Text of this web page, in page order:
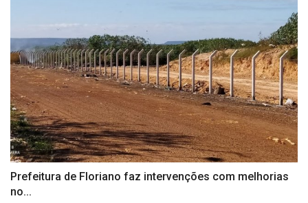
Prefeitura de Floriano faz intervenções com melhorias
no...